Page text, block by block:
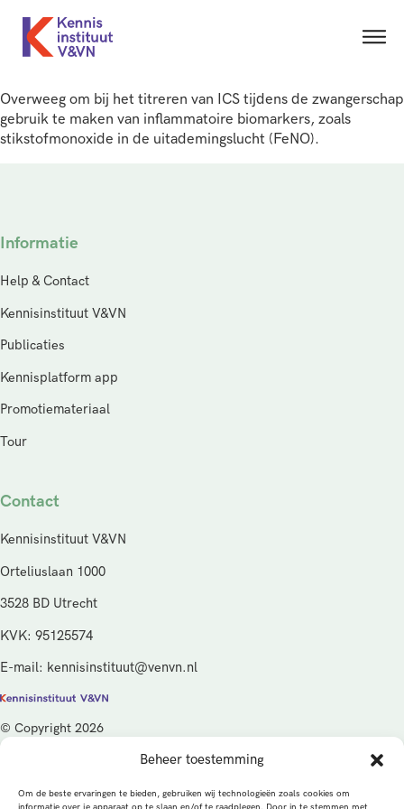
Beheer toestemming
Om de beste ervaringen te bieden, gebruiken wij technologieën zoals cookies om
Overweeg om bij het titreren van ICS tijdens de zwangerschap
gebruik te maken van inflammatoire biomarkers, zoals
stikstofmonoxide in de uitademingslucht (FeNO).
Informatie
Help & Contact
Kennisinstituut V&VN
Publicaties
Kennisplatform app
Promotiemateriaal
Tour
Contact
Kennisinstituut V&VN
Orteliuslaan 1000
3528 BD Utrecht
KVK: 95125574
E-mail: kennisinstituut@venvn.nl
© Copyright 2026
De activiteiten van het Kennisinstituut V&VN worden gefinancierd
vanuit de kwaliteitsgelden van het ministerie van Volksgezondheid,
Welzijn en Sport (VWS), beheerd door ZonMw.